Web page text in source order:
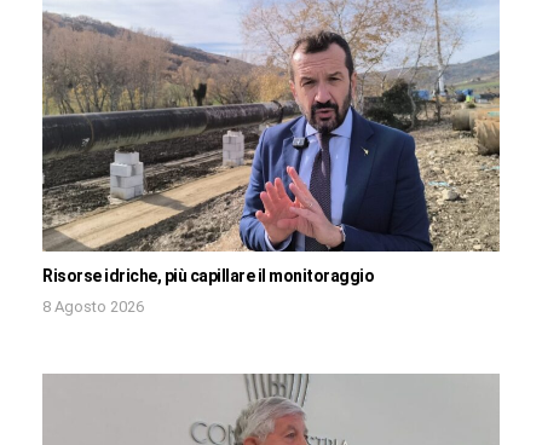
Risorse idriche, più capillare il monitoraggio
8 Agosto 2026